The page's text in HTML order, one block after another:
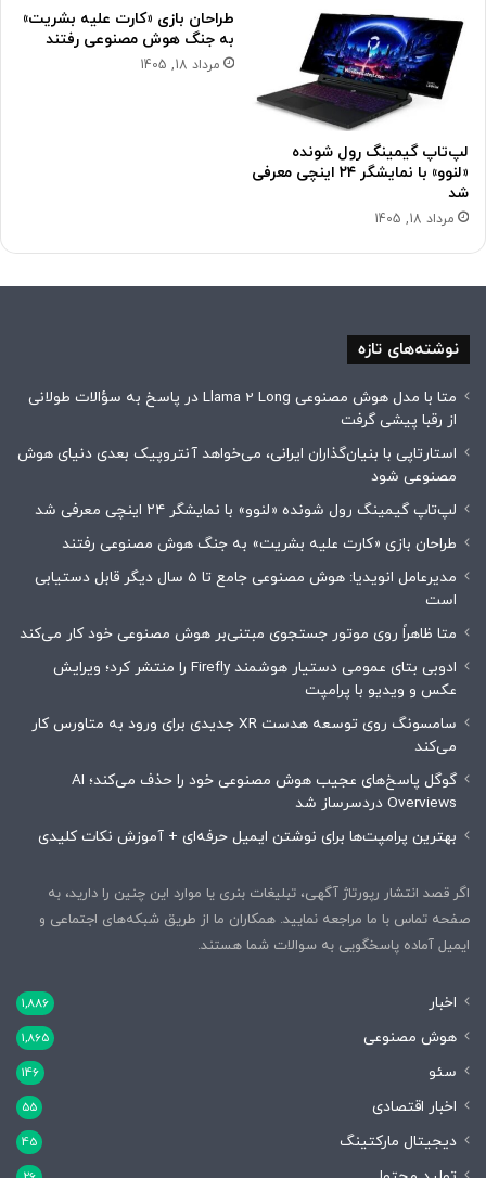
لپ‌تاپ گیمینگ رول شونده
«لنوو» با نمایشگر ۲۴ اینچی معرفی
شد
مرداد 18, 1405
طراحان بازی «کارت علیه بشریت»
به جنگ هوش مصنوعی رفتند
مرداد 18, 1405
نوشته‌های تازه
متا با مدل هوش مصنوعی Llama 2 Long در پاسخ به سؤالات طولانی
از رقبا پیشی گرفت
استارتاپی با بنیان‌گذاران ایرانی، می‌خواهد آنتروپیک بعدی دنیای هوش
مصنوعی شود
لپ‌تاپ گیمینگ رول شونده «لنوو» با نمایشگر ۲۴ اینچی معرفی شد
طراحان بازی «کارت علیه بشریت» به جنگ هوش مصنوعی رفتند
مدیرعامل انویدیا: هوش مصنوعی جامع تا 5 سال دیگر قابل دستیابی
است
متا ظاهراً روی موتور جستجوی مبتنی‌بر هوش مصنوعی خود کار می‌کند
ادوبی بتای عمومی دستیار هوشمند Firefly را منتشر کرد؛ ویرایش
عکس و ویدیو با پرامپت
سامسونگ روی توسعه هدست XR جدیدی برای ورود به متاورس کار
می‌کند
گوگل پاسخ‌های عجیب هوش مصنوعی خود را حذف می‌کند؛ AI
Overviews دردسرساز شد
بهترین پرامپت‌ها برای نوشتن ایمیل حرفه‌ای + آموزش نکات کلیدی
اگر قصد انتشار رپورتاژ آگهی، تبلیغات بنری یا موارد این چنین را دارید، به
صفحه تماس با ما مراجعه نمایید. همکاران ما از طریق شبکه‌های اجتماعی و
ایمیل آماده پاسخگویی به سوالات شما هستند.
اخبار 1,886
هوش مصنوعی 1,865
سئو 146
اخبار اقتصادی 55
دیجیتال مارکتینگ 45